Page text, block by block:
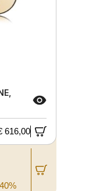
616,00